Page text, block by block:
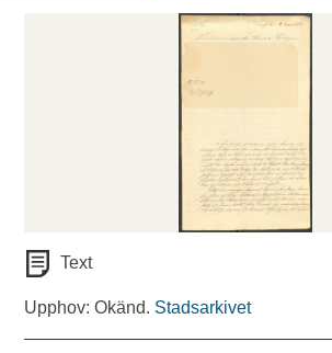
Text
Upphov: Okänd. Stadsarkivet